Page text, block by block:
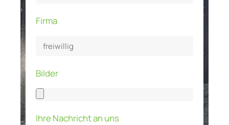
Firma
Bilder
Ihre Nachricht an uns